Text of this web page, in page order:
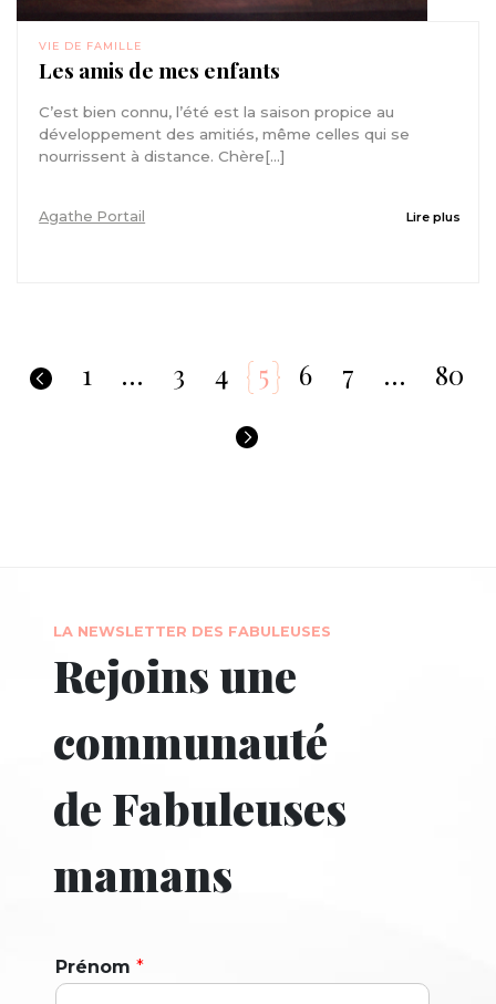
VIE DE FAMILLE
Les amis de mes enfants
C’est bien connu, l’été est la saison propice au
développement des amitiés, même celles qui se
nourrissent à distance. Chère[...]
Agathe Portail Lire plus
1 … 3 4 5 6 7 … 80
LA NEWSLETTER DES FABULEUSES
Rejoins une
communauté
de Fabuleuses
mamans
Prénom *